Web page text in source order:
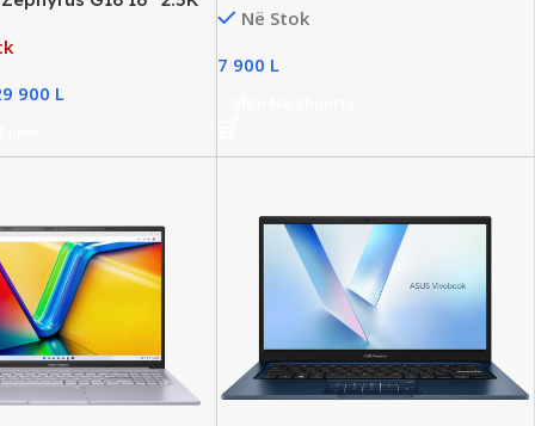
2TB SSD NVMe,
900 L
Në Stok
7 900 L